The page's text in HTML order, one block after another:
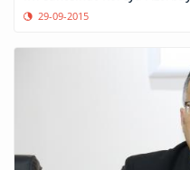
29-09-2015